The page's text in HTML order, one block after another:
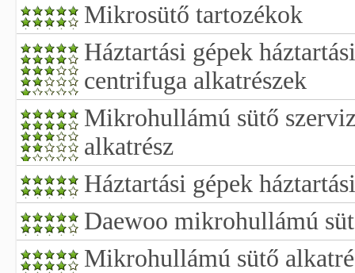
Mikrosütő tartozékok
Háztartási gépek
centrifuga alkatrészek
Mikrohullámú sütő
alkatrész
Háztartási gépek
Daewoo mikrohullámú
Mikrohullámú sütő